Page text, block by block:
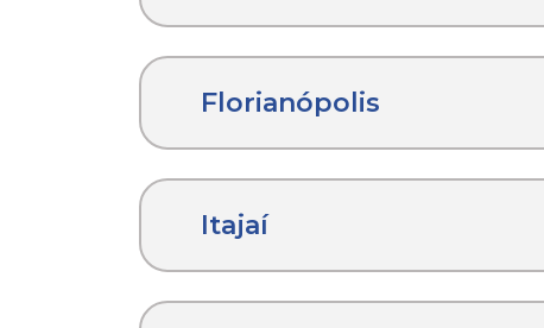
Florianópolis
Itajaí